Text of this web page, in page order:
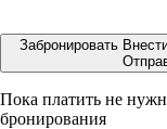
Забронировать
Пока платить не
бронирования